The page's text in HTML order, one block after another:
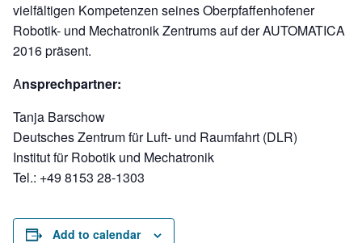
vielfältigen Kompetenzen seines Oberpfaffenhofener
Robotik- und Mechatronik Zentrums auf der AUTOMATICA
2016 präsent.
Ansprechpartner:
Tanja Barschow
Deutsches Zentrum für Luft- und Raumfahrt (DLR)
Institut für Robotik und Mechatronik
Tel.: +49 8153 28-1303
Add to calendar